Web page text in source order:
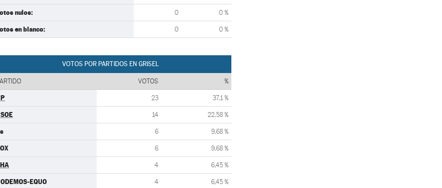
nulos: 0 0 %
en blanco: 0 0 %
VOTOS POR PARTIDOS EN GRISEL
VOTOS %
23 37,1 %
14 22,58 %
6 9,68 %
6 9,68 %
4 6,45 %
EQUO 4 6,45 %